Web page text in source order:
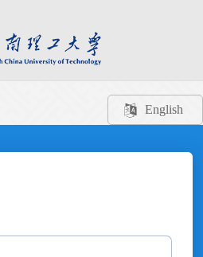
English